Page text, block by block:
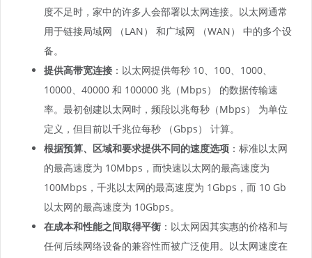
度不足时，家中的许多人会部署以太网连接。以太网通常
用于链接局域网 （LAN） 和广域网 （WAN） 中的多个设
备。
提供高带宽连接 ：以太网提供每秒 10、100、1000、
10000、40000 和 100000 兆（Mbps） 的数据传输速
率。最初创建以太网时，频段以兆每秒（Mbps） 为单位
定义，但目前以千兆位每秒 （Gbps） 计算。
根据预算、区域和要求提供不同的速度选项 ：标准以太网
的最高速度为 10Mbps，而快速以太网的最高速度为
100Mbps，千兆以太网的最高速度为 1Gbps，而 10 Gb
以太网的最高速度为 10Gbps。
在成本和性能之间取得平衡 ：以太网因其实惠的价格和与
任何后续网络设备的兼容性而被广泛使用。以太网速度在